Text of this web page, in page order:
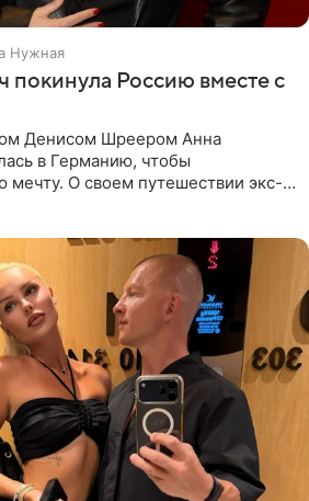
Нужная
Россию вместе с
Денисом Шреером Анна
в Германию, чтобы
мечту. О своем путешествии экс-